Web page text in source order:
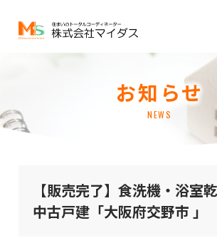
お知らせ
NEWS
【販売完了】食洗機・浴室
中古戸建「大阪府交野市 」